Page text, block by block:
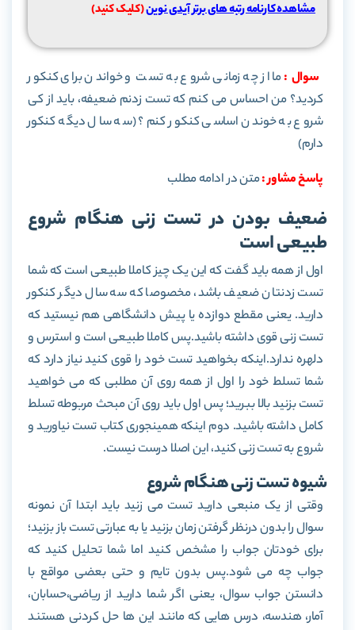
مشاهده کارنامه رتبه های برتر آیدی نوین(کلیک کنید)
سوال :ما از چه زمانی شروع به تست و خواندن برای کنکور
کردید؟ من احساس می کنم که تست زدنم ضعیفه، باید از کی
شروع به خوندن اساسی کنکور کنم؟ (سه سال دیگه کنکور
دارم)
پاسخ مشاور :متن در ادامه مطلب
ضعیف بودن در تست زنی هنگام شروع
طبیعی است
اول از همه باید گفت که این یک چیز کاملا طبیعی است که شما
تست زدنتان ضعیف باشد، مخصوصا که سه سال دیگر کنکور
دارید. یعنی مقطع دوازده یا پیش دانشگاهی هم نیستید که
تست زنی قوی داشته باشید.پس کاملا طبیعی است و استرس و
دلهره ندارد.اینکه بخواهید تست خود را قوی کنید نیاز دارد که
شما تسلط خود را اول از همه روی آن مطلبی که می خواهید
تست بزنید بالا ببرید؛ پس اول باید روی آن مبحث مربوطه تسلط
کامل داشته باشید. دوم اینکه همینجوری کتاب تست نیاورید و
شروع به تست زنی کنید، این اصلا درست نیست.
شیوه تست زنی هنگام شروع
وقتی از یک منبعی دارید تست می زنید باید ابتدا آن نمونه
سوال را بدون درنظر گرفتن زمان بزنید یا به عبارتی تست باز بزنید؛
برای خودتان جواب را مشخص کنید اما شما تحلیل کنید که
جواب چه می شود.پس بدون تایم و حتی بعضی مواقع با
دانستن جواب سوال، یعنی اگر شما دارید از ریاضی،حسابان،
آمار، هندسه، درس هایی که مانند این ها حل کردنی هستند